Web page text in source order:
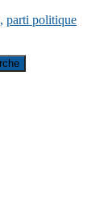
, parti politique